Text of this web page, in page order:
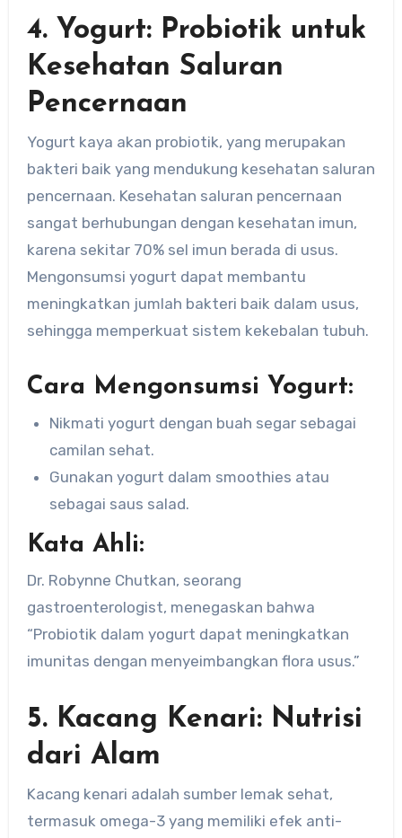
4. Yogurt: Probiotik untuk
Kesehatan Saluran
Pencernaan
Yogurt kaya akan probiotik, yang merupakan
bakteri baik yang mendukung kesehatan saluran
pencernaan. Kesehatan saluran pencernaan
sangat berhubungan dengan kesehatan imun,
karena sekitar 70% sel imun berada di usus.
Mengonsumsi yogurt dapat membantu
meningkatkan jumlah bakteri baik dalam usus,
sehingga memperkuat sistem kekebalan tubuh.
Cara Mengonsumsi Yogurt:
Nikmati yogurt dengan buah segar sebagai
camilan sehat.
Gunakan yogurt dalam smoothies atau
sebagai saus salad.
Kata Ahli:
Dr. Robynne Chutkan, seorang
gastroenterologist, menegaskan bahwa
“Probiotik dalam yogurt dapat meningkatkan
imunitas dengan menyeimbangkan flora usus.”
5. Kacang Kenari: Nutrisi
dari Alam
Kacang kenari adalah sumber lemak sehat,
termasuk omega-3 yang memiliki efek anti-